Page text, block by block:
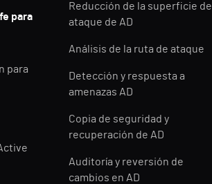
para
para
Reducción de la superficie de
ataque de AD
Análisis de la ruta de ataque
Detección y respuesta a
amenazas AD
Copia de seguridad y
recuperación de AD
Auditoría y reversión de
cambios en AD